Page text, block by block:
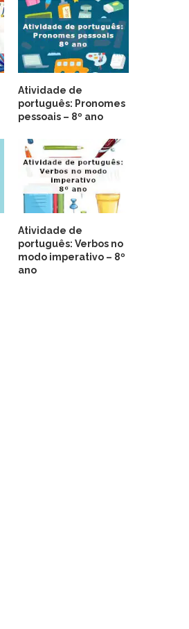
Atividade de
português: Pronomes
pessoais – 8º ano
Atividade de
português: Verbos no
modo imperativo – 8º
ano